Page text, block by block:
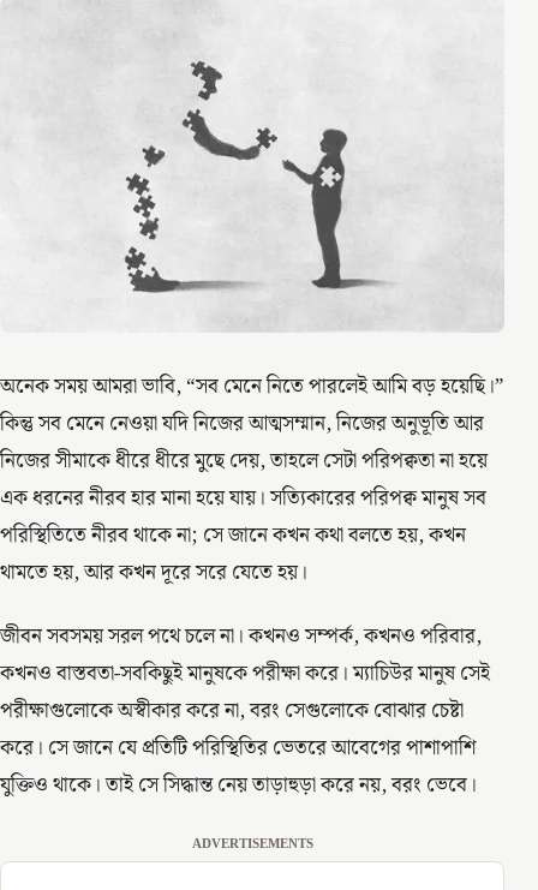
অনেক সময় আমরা ভাবি, “সব মেনে নিতে পারলেই আমি বড় হয়েছি।”
কিন্তু সব মেনে নেওয়া যদি নিজের আত্মসম্মান, নিজের অনুভূতি আর
নিজের সীমাকে ধীরে ধীরে মুছে দেয়, তাহলে সেটা পরিপক্বতা না হয়ে
এক ধরনের নীরব হার মানা হয়ে যায়। সত্যিকারের পরিপক্ব মানুষ সব
পরিস্থিতিতে নীরব থাকে না; সে জানে কখন কথা বলতে হয়, কখন
থামতে হয়, আর কখন দূরে সরে যেতে হয়।
জীবন সবসময় সরল পথে চলে না। কখনও সম্পর্ক, কখনও পরিবার,
কখনও বাস্তবতা-সবকিছুই মানুষকে পরীক্ষা করে। ম্যাচিউর মানুষ সেই
পরীক্ষাগুলোকে অস্বীকার করে না, বরং সেগুলোকে বোঝার চেষ্টা
করে। সে জানে যে প্রতিটি পরিস্থিতির ভেতরে আবেগের পাশাপাশি
যুক্তিও থাকে। তাই সে সিদ্ধান্ত নেয় তাড়াহুড়া করে নয়, বরং ভেবে।
ADVERTISEMENTS